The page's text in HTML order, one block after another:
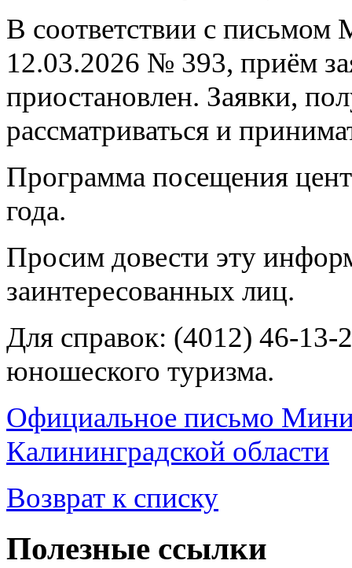
В соответствии с письмом
12.03.2026 № 393, приём
приостановлен. Заявки,
рассматриваться и
Программа посещения
года.
Просим довести эту
заинтересованных лиц.
Для справок: (4012) 46-13-
юношеского туризма.
Официальное письмо
Калининградской области
Возврат к списку
Полезные ссылки